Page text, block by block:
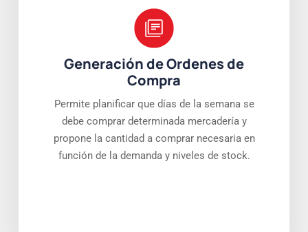
Generación de Ordenes de
Compra
Permite planificar que días de la semana se
debe comprar determinada mercadería y
propone la cantidad a comprar necesaria en
función de la demanda y niveles de stock.